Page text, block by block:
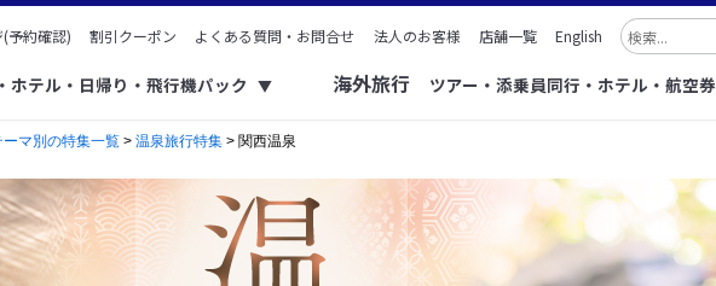
予約確認) 割引クーポン よくある質問・お問合せ 法人のお客様 店舗一覧 English
ホテル・日帰り・飛行機パック ▼ 海外旅行 ツアー・添乗員同行・ホテル・航空券
ーマ別の特集一覧 > 温泉旅行特集 > 関西温泉